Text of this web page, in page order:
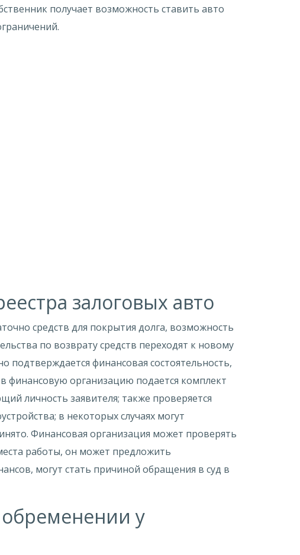
получает возможность ставить авто
залоговых авто
средств для покрытия долга, возможность
по возврату средств переходят к новому
подтверждается финансовая состоятельность,
финансовую организацию подается комплект
личность заявителя; также проверяется
в некоторых случаях могут
Финансовая организация может проверять
работы, он может предложить
могут стать причиной обращения в суд в
у